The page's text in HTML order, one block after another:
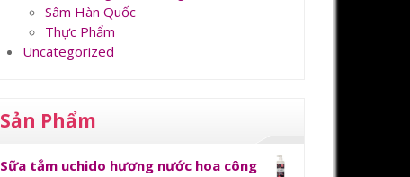
Sâm Hàn Quốc
Thực Phẩm
Uncategorized
Sản Phẩm
Sữa tắm uchido hương nước hoa công